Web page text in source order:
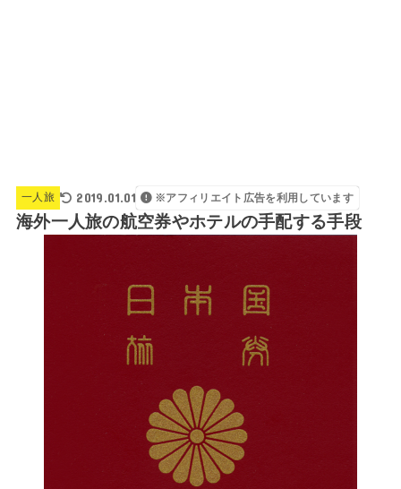
一人旅 2019.01.01 ※アフィリエイト広告を利用しています
海外一人旅の航空券やホテルの手配する手段